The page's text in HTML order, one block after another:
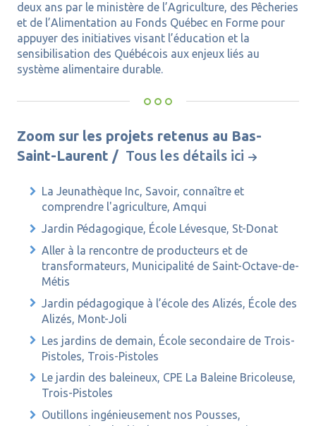
deux ans par le ministère de l’Agriculture, des Pêcheries
et de l’Alimentation au Fonds Québec en Forme pour
appuyer des initiatives visant l’éducation et la
sensibilisation des Québécois aux enjeux liés au
système alimentaire durable.
Zoom sur les projets retenus au Bas-
Saint-Laurent / Tous les détails ici
La Jeunathèque Inc, Savoir, connaître et
comprendre l'agriculture, Amqui
Jardin Pédagogique, École Lévesque, St-Donat
Aller à la rencontre de producteurs et de
transformateurs, Municipalité de Saint-Octave-de-
Métis
Jardin pédagogique à l’école des Alizés, École des
Alizés, Mont-Joli
Les jardins de demain, École secondaire de Trois-
Pistoles, Trois-Pistoles
Le jardin des baleineux, CPE La Baleine Bricoleuse,
Trois-Pistoles
Outillons ingénieusement nos Pousses,